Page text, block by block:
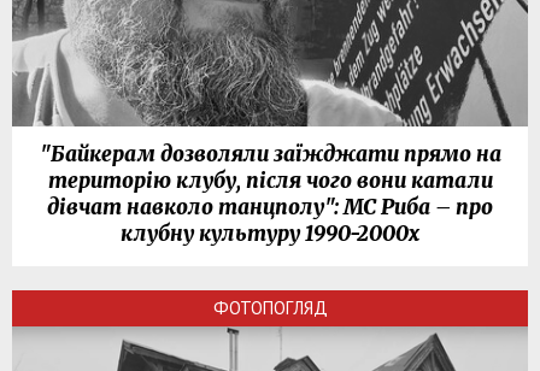
"Байкерам дозволяли заїжджати прямо на
територію клубу, після чого вони катали
дівчат навколо танцполу": МС Риба – про
клубну культуру 1990-2000х
ФОТОПОГЛЯД